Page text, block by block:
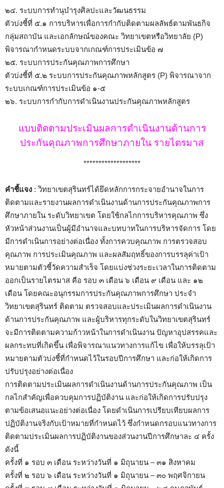
๒๔. ระบบการทำนุบำรุงศิลปะและวัฒนธรรม
ตัวบ่งชี้ที่ ๕.๑ การบริหารเพื่อการกำกับติดตามผลลัพธ์ตามพันธกิจ
กลุ่มสถาบัน และเอกลักษณ์ของคณะ วิทยาเขตหรือวิทยาลัย (P)
พิจารณากำหนดระบบจากเกณฑ์การประเมินข้อ ๗
๒๕. ระบบการประกันคุณภาพการศึกษา
ตัวบ่งชี้ที่ ๕.๒ ระบบการประกันคุณภาพหลักสูตร (P) พิจารณาจาก
ระบบเกณฑ์การประเมินข้อ ๑-๕
๒๖. ระบบการกำกับการดำเนินงานประกันคุณภาพหลักสูตร
แบบติดตามประเมินผลการดำเนินงานด้านการ
ประกันคุณภาพการศึกษาภายใน รายไตรมาส
*******************
คำชี้แจง : วิทยาเขตสุรินทร์ได้ยึดหลักการกระจายอำนาจในการ
ติดตามและรายงานผลการดำเนินงานด้านการประกันคุณภาพการ
ศึกษาภายใน ระดับวิทยาเขต โดยใช้กลไกการบริหารคุณภาพ ซึ่ง
หัวหน้าส่วนงานเป็นผู้มีอำนาจและบทบาทในการบริหารจัดการ โดย
มีการดำเนินการอย่างต่อเนื่อง ทั้งการควบคุณภาพ การตรวจสอบ
คุณภาพ การประเมินคุณภาพ และผลสัมฤทธิ์ของการบรรลุค่าเป้า
หมายตามตัวชี้วัดความสำเร็จ โดยแบ่งช่วงระยะเวลาในการติดตาม
ออกเป็นรายไตรมาส คือ รอบ ๓ เดือน ๖ เดือน ๙ เดือน และ ๑๒
เดือน โดยคณะอนุกรรมการประกันคุณภาพการศึกษา ประจำ
วิทยาเขตสุรินทร์ ติดตาม ตรวจสอบและประเมินผลการดำเนินงาน
ด้านการประกันคุณภาพ และผู้บริหารทุกระดับในวิทยาเขตสุรินทร์
จะมีการติดตามความก้าวหน้าในการดำเนินงาน ปัญหาอุปสรรคและ
ผลกระทบที่เกิดขึ้น เพื่อพิจารณาแนวทางการแก้ไข เพื่อให้บรรลุเป้า
หมายตามตัวบ่งชี้ที่กำหนดไว้ในรอบปีการศึกษา และก่อให้เกิดการ
ปรับปรุงอย่างต่อเนื่อง
การติดตามประเมินผลการดำเนินงานด้านการประกันคุณภาพ เป็น
กลไกสำคัญเพื่อควบคุมการปฏิบัติงาน และก่อให้เกิดการปรับปรุง
ตามข้อเสนอแนะอย่างต่อเนื่อง โดยดำเนินการเปรียบเทียบผลการ
ปฏิบัติงานจริงกับเป้าหมายที่กำหนดไว้ ซึ่งกำหนดกรอบแนวทางการ
ติดตามประเมินผลการปฏิบัติงานของส่วนงานปีการศึกษาละ ๔ ครั้ง
ดังนี้
ครั้งที่ ๑ รอบ ๓ เดือน ระหว่างวันที่ ๑ มิถุนายน – ๓๑ สิงหาคม
ครั้งที่ ๒ รอบ ๖ เดือน ระหว่างวันที่ ๑ มิถุนายน – ๓๐ พฤศจิกายน